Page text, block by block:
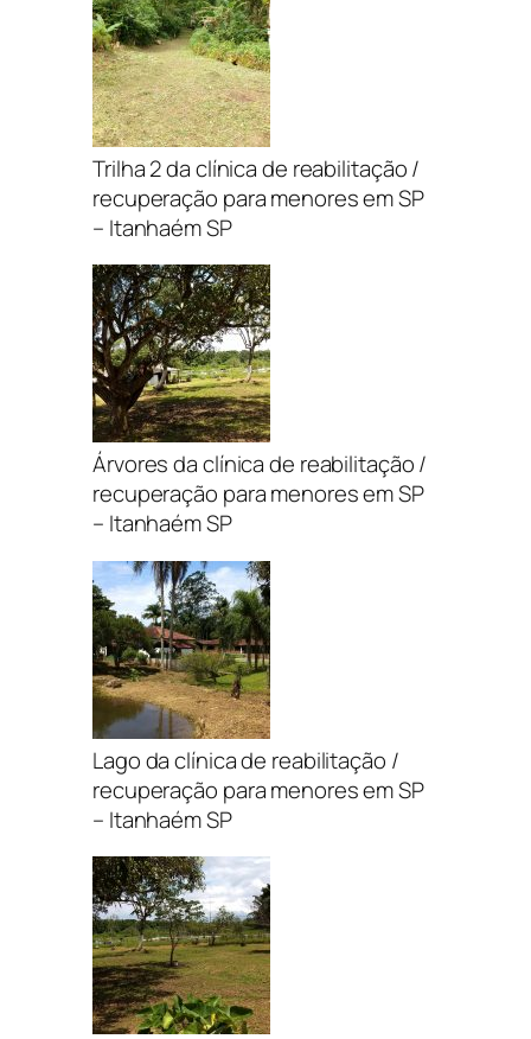
Trilha 2 da clínica de reabilitação /
recuperação para menores em SP
– Itanhaém SP
Árvores da clínica de reabilitação /
recuperação para menores em SP
– Itanhaém SP
Lago da clínica de reabilitação /
recuperação para menores em SP
– Itanhaém SP